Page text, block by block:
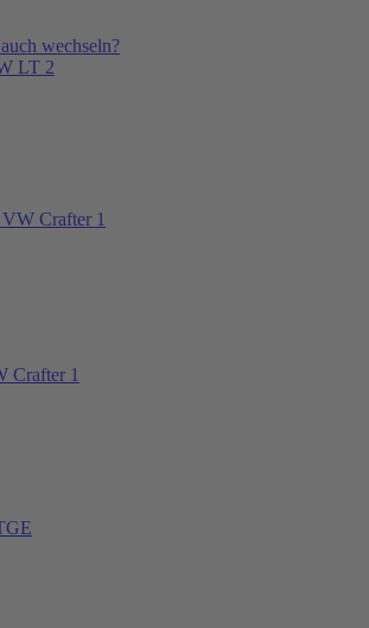
wechseln?
LT 2
Crafter 1
Crafter 1